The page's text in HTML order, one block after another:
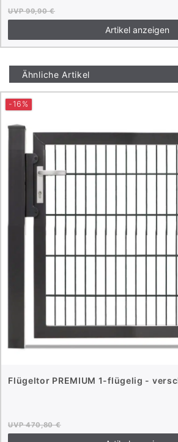
UVP 99,90 €
Artikel anzeigen
Ähnliche Artikel
-16%
Flügeltor PREMIUM 1-flügelig -
UVP 470,80 €